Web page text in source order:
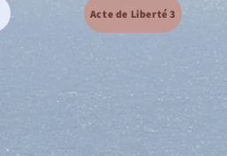
Acte de Liberté 3